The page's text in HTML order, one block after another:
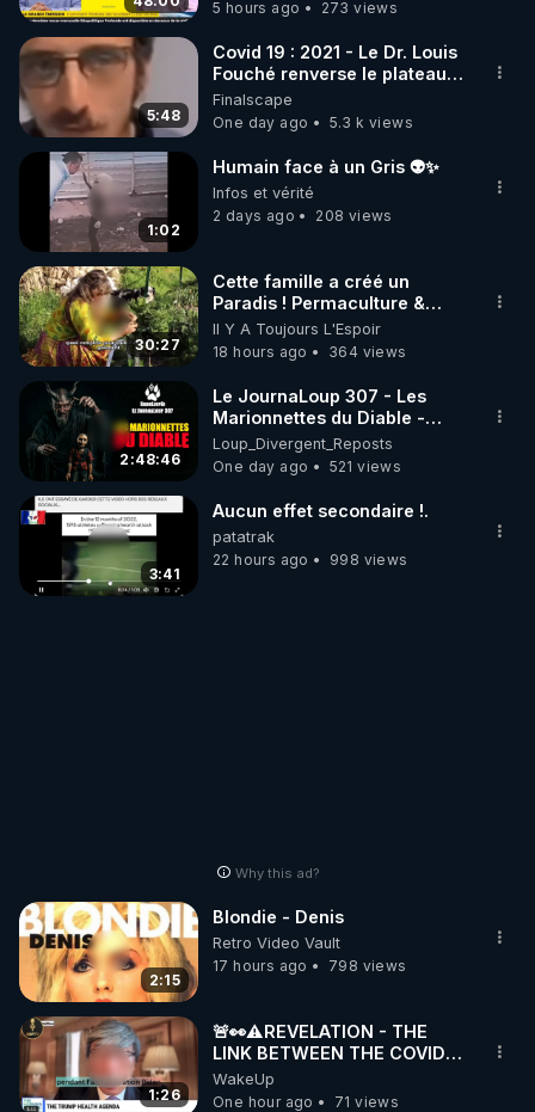
code : REGENERE10
▶ 30 jours gratuit sur l’application de méditation et
de bien-être ENVOL :
Rendez-vous sur https://www.envol.app/code
le code : REGENERE
5 hours ago 273 views
5:48
Covid 19 : 2021 - Le Dr. Louis
Fouché renverse le plateau
de CNews !
Finalscape
One day ago
5.3 k views
1:02
Humain face à un Gris 👽✨
Infos et vérité
2 days ago
208 views
30:27
Cette famille a créé un
Paradis ! Permaculture &
Autonomie
Il Y A Toujours L'Espoir
18 hours ago
364 views
2:48:46
Le JournaLoup 307 - Les
Marionnettes du Diable -
Loup Divergent 2026.08.07
Loup_Divergent_Reposts
One day ago
521 views
3:41
Aucun effet secondaire !.
patatrak
22 hours ago
998 views
Why this ad?
2:15
Blondie - Denis
Retro Video Vault
17 hours ago
798 views
1:26
🚨👀⚠️REVELATION - THE
LINK BETWEEN THE COVID
VACCINE AND CANCER -LIEN
VACCIN COVID ET CANCER
WakeUp
One hour ago
71 views